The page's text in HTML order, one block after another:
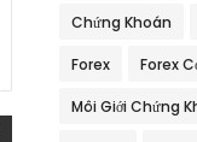
Chứng Khoán
Forex Forex
Môi Giới Chứng